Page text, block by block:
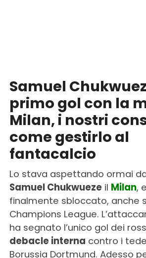
Samuel
primo gol con la
Milan, i nostri
come gestirlo al
fantacalcio
Lo stava aspettando ormai
Samuel Chukwuezeil Milan,
finalmente sbloccato, anche
Champions League.
ha segnato l’unico gol dei
debacle interna contro i
Borussia Dortmund. Adesso